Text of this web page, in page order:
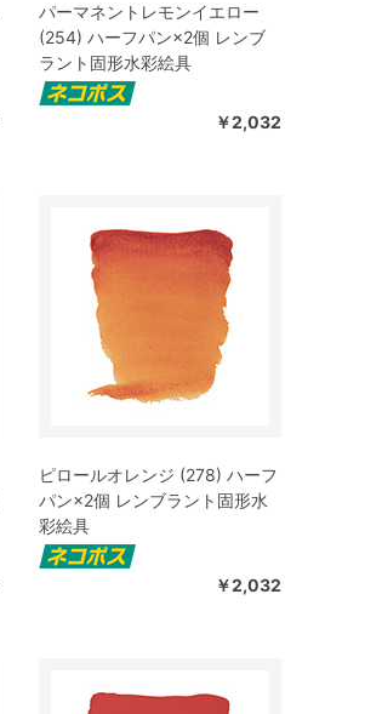
パーマネントレモンイエロー
(254) ハーフパン×2個 レンブ
ラント固形水彩絵具
￥2,032
ピロールオレンジ (278) ハーフ
パン×2個 レンブラント固形水
彩絵具
￥2,032